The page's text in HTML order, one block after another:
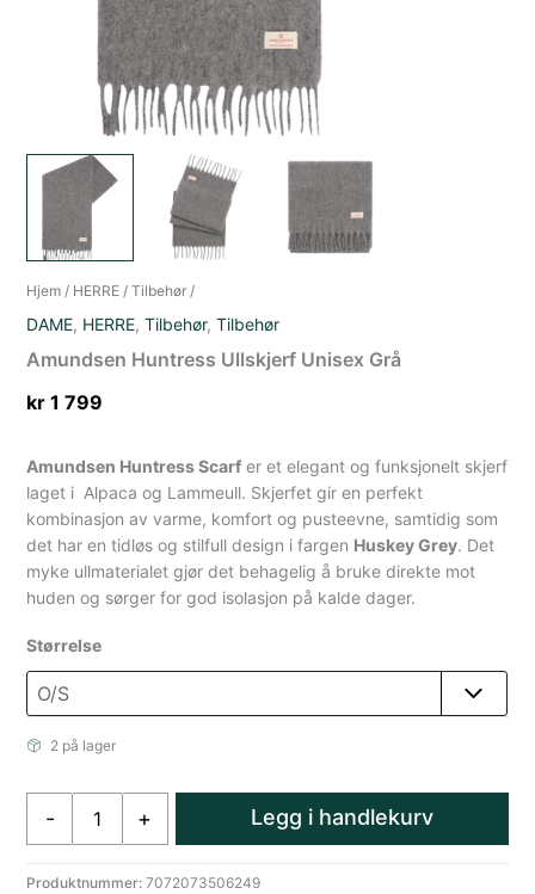
Hjem / HERRE /Tilbehør /
DAME, HERRE,Tilbehør,Tilbehør
Amundsen Huntress Ullskjerf Unisex Grå
kr 1 799
Amundsen Huntress Scarf er et elegant og funksjonelt skjerf
laget i Alpaca og Lammeull. Skjerfet gir en perfekt
kombinasjon av varme, komfort og pusteevne, samtidig som
det har en tidløs og stilfull design i fargen Huskey Grey. Det
myke ullmaterialet gjør det behagelig å bruke direkte mot
huden og sørger for god isolasjon på kalde dager.
Størrelse
2 på lager
-
Unisex
+ Legg i handlekurv
Produktnummer:7072073506249